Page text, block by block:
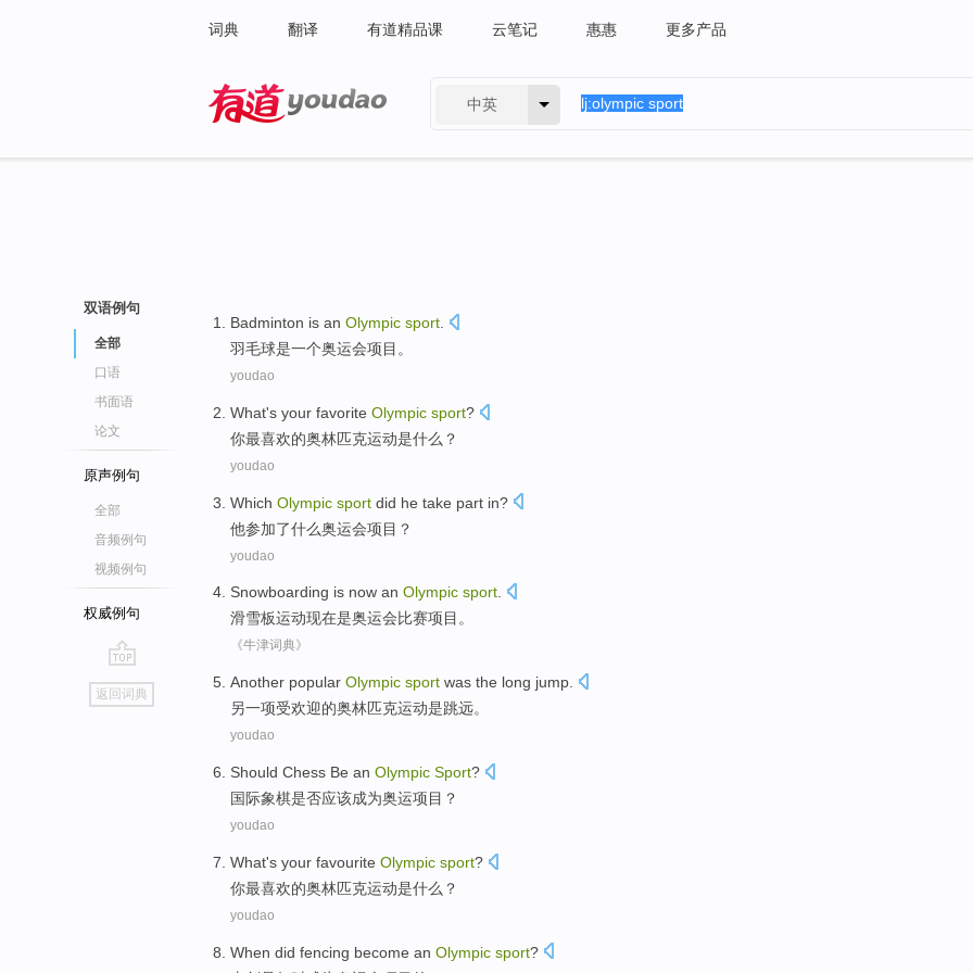
词典 翻译 有道精品课 云笔记 惠惠 更多产品
中英
双语例句
全部
口语
书面语
论文
原声例句
全部
音频例句
视频例句
权威例句
go
top
返回词典
Badminton is an Olympic sport
羽毛球是一个奥运会项目 。
youdao
What's your favorite Olympic sport?
你最喜欢的奥林匹克运动是什么 ？
youdao
Which Olympic sport did he take part in?
他参加了什么奥运会项目 ？
youdao
Snowboarding is now an Olympic sport.
滑雪板运动现在是奥运会比赛项目 。
《牛津词典》
Another popular Olympic sport was the long jump.
另一项受欢迎的奥林匹克运动是跳远。
youdao
Should Chess Be an Olympic Sport?
国际象棋是否应该成为奥运项目？
youdao
What's your favourite Olympic sport?
你最喜欢的奥林匹克运动是什么 ？
youdao
When did fencing become an Olympic sport?